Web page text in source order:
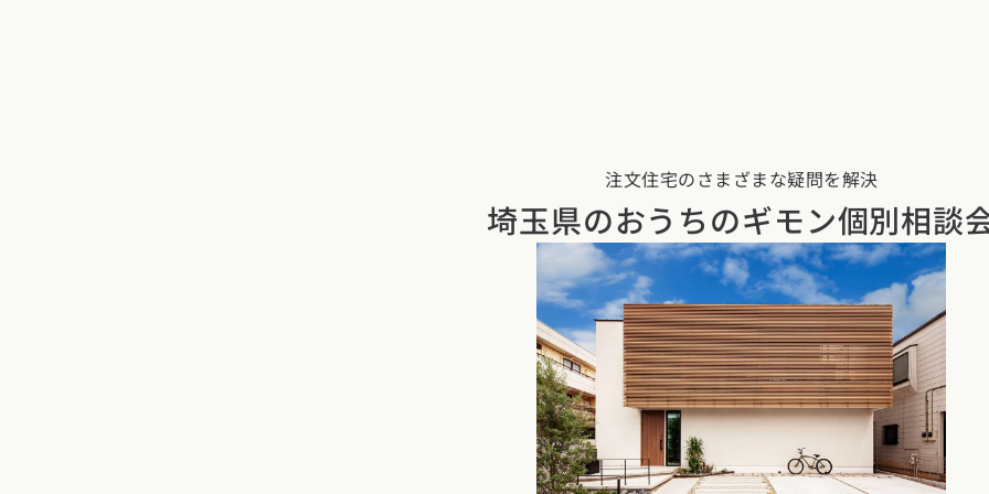
注文住宅のさまざまな疑問を解決
埼玉県のおうちのギモン個別相談